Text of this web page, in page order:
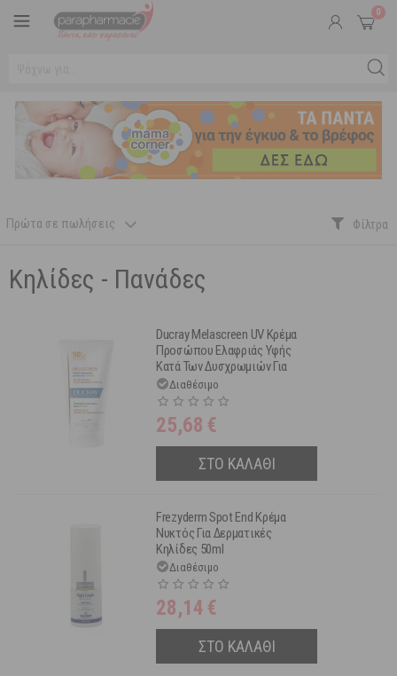
0
Πρώτα σε πωλήσεις
Κηλίδες - Πανάδες
Ducray Melascreen UV Κρέμα
Προσώπου Ελαφριάς Υφής
Κατά Των Δυσχρωμιών Για
Κανονικό/Μικτό Δέρμα Spf50+
40ml
Διαθέσιμο
25,68 €
ΣΤΟ ΚΑΛΑΘΙ
Frezyderm Spot End Κρέμα
Νυκτός Για Δερματικές
Κηλίδες 50ml
Διαθέσιμο
28,14 €
ΣΤΟ ΚΑΛΑΘΙ